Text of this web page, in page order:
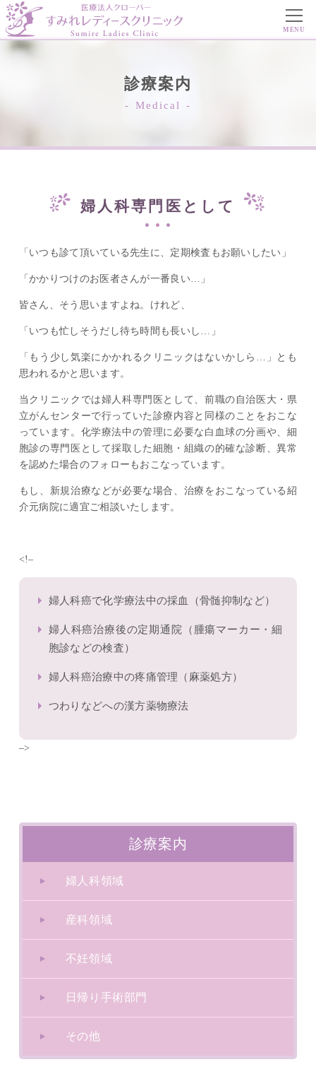
MENU
診療案内
Medical
婦人科専門医として
「いつも診て頂いている先生に、定期検査もお願いしたい」
「かかりつけのお医者さんが一番良い…」
皆さん、そう思いますよね。けれど、
「いつも忙しそうだし待ち時間も長いし…」
「もう少し気楽にかかれるクリニックはないかしら…」とも
思われるかと思います。
当クリニックでは婦人科専門医として、前職の自治医大・県
立がんセンターで行っていた診療内容と同様のことをおこな
っています。化学療法中の管理に必要な白血球の分画や、細
胞診の専門医として採取した細胞・組織の的確な診断、異常
を認めた場合のフォローもおこなっています。
もし、新規治療などが必要な場合、治療をおこなっている紹
介元病院に適宜ご相談いたします。
<!–
婦人科癌で化学療法中の採血（骨髄抑制など）
婦人科癌治療後の定期通院（腫瘍マーカー・細
胞診などの検査）
婦人科癌治療中の疼痛管理（麻薬処方）
つわりなどへの漢方薬物療法
–>
診療案内
婦人科領域
産科領域
不妊領域
日帰り手術部門
その他